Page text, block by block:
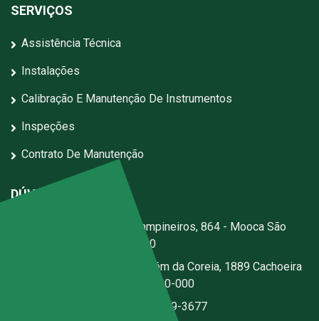
SERVIÇOS
Assistência Técnica
Instalações
Calibração E Manutenção De Instrumentos
Inspeções
Contrato De Manutenção
DÚVIDAS?
Rua dos Campineiros, 864 - Mooca São
Paulo - SP - CEP: 03167-020
Estrada Jerusalém da Coreia, 1889 Cachoeira
- Santa Isabel - SP - CEP 07500-000
(11) 97059-3677